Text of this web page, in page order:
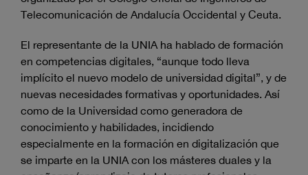
Telecomunicación de Andalucía Occidental y Ceuta.
El representante de la UNIA ha hablado de formación
en competencias digitales, “aunque todo lleva
implícito el nuevo modelo de universidad digital”, y de
nuevas necesidades formativas y oportunidades. Así
como de la Universidad como generadora de
conocimiento y habilidades, incidiendo
especialmente en la formación en digitalización que
se imparte en la UNIA con los másteres duales y la